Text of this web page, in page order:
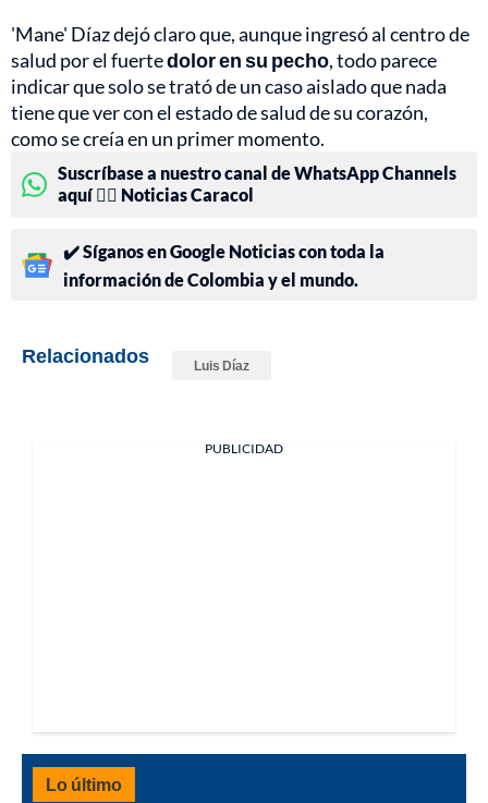
'Mane' Díaz dejó claro que, aunque ingresó al centro de
salud por el fuertedolor en su pecho, todo parece
indicar que solo se trató de un caso aislado que nada
tiene que ver con el estado de salud de su corazón,
como se creía en un primer momento.
Suscríbase a nuestro canal de WhatsApp Channels
aquí 👉🏻 Noticias Caracol
✔️ Síganos en Google Noticias con toda la
información de Colombia y el mundo.
Relacionados Luis Díaz
PUBLICIDAD
Lo último